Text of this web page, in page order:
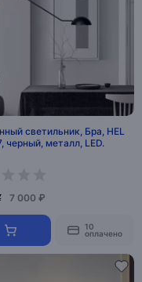
светильник, Бра, HEL
черный, металл, LED.
7 000 ₽
10
оплачено